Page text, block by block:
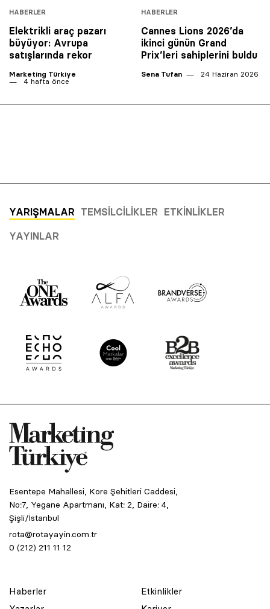
HABERLER
Elektrikli araç pazarı
büyüyor: Avrupa
satışlarında rekor
Marketing Türkiye
4 hafta önce
HABERLER
Cannes Lions 2026’da
ikinci günün Grand
Prix’leri sahiplerini buldu
Sena Tufan 24 Haziran 2026
YARIŞMALAR TEMSILCILIKLER ETKINLIKLER
YAYINLAR
Esentepe Mahallesi, Kore Şehitleri Caddesi,
No:7, Yegane Apartmanı, Kat: 2, Daire: 4,
Şişli/İstanbul
rota@rotayayin.com.tr
0 (212) 211 11 12
Haberler
Etkinlikler